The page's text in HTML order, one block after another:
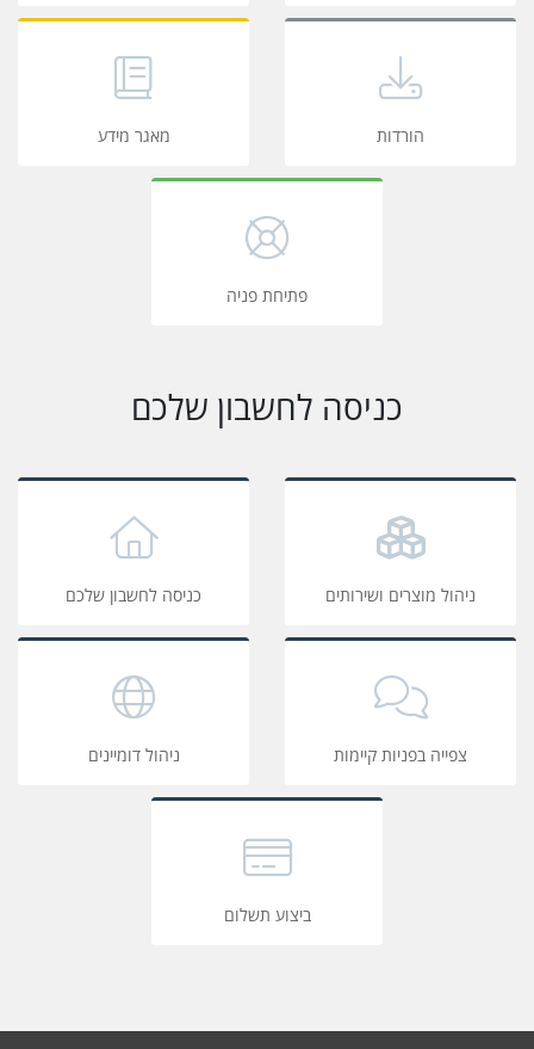
מאגר מידע הורדות
פתיחת פניה
כניסה לחשבון שלכם
כניסה לחשבון שלכם ניהול מוצרים ושירותים
ניהול דומיינים צפייה בפניות קיימות
ביצוע תשלום